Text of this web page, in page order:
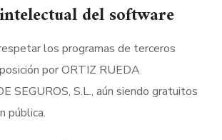
del software
los programas de terceros
por ORTIZ RUEDA
SEGUROS, S.L., aún siendo gratuitos
pública.